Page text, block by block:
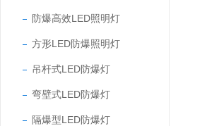
防爆高效LED照明灯
方形LED防爆照明灯
吊杆式LED防爆灯
弯壁式LED防爆灯
隔爆型LED防爆灯